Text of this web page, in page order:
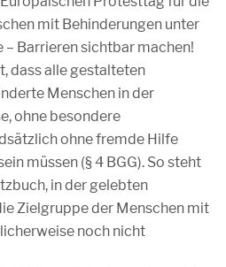
mit Behinderungen unter
Barrieren sichtbar machen!
dass alle gestalteten
Menschen in der
ohne besondere
ohne fremde Hilfe
müssen (§ 4 BGG). So steht
in der gelebten
Zielgruppe der Menschen mit
noch nicht